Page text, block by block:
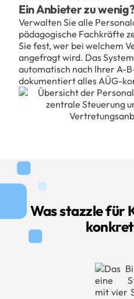
Ein Anbieter zu
Verwalten Sie alle
pädagogische Fachkräfte
Sie fest, wer bei welchem
angefragt wird. Das
automatisch nach Ihrer A-
dokumentiert alles AÜG-
Was stazzle für